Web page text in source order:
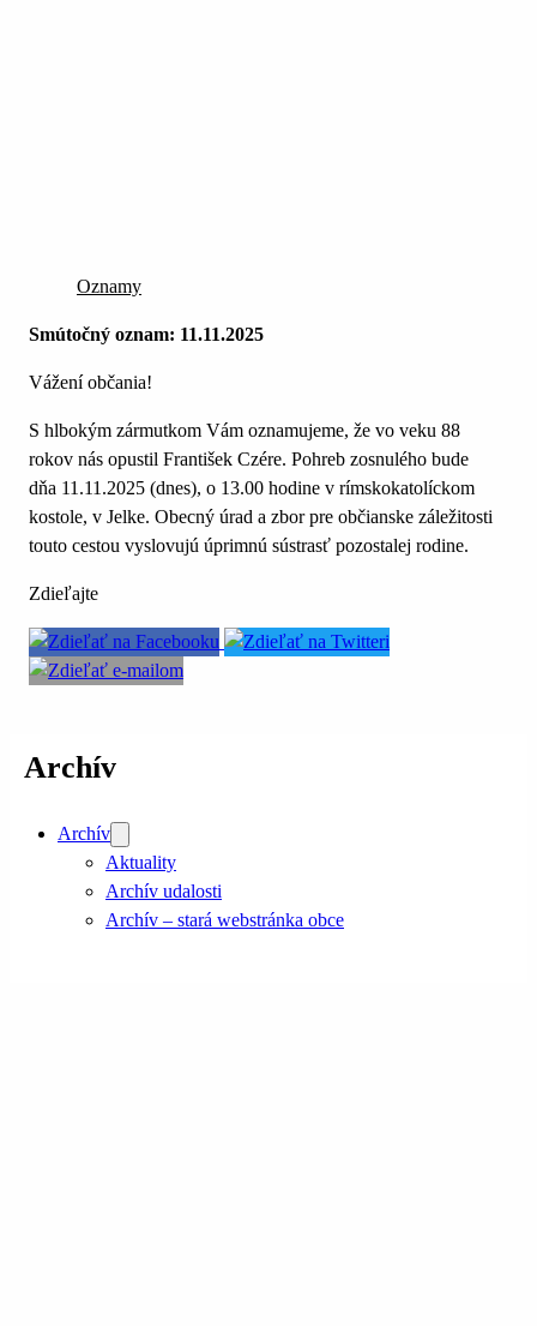
Oznamy
Smútočný oznam: 11.11.2025
Vážení občania!
S hlbokým zármutkom Vám oznamujeme, že vo veku 88
rokov nás opustil František Czére. Pohreb zosnulého bude
dňa 11.11.2025 (dnes), o 13.00 hodine v rímskokatolíckom
kostole, v Jelke. Obecný úrad a zbor pre občianske záležitosti
touto cestou vyslovujú úprimnú sústrasť pozostalej rodine.
Zdieľajte
Archív
Archív
Aktuality
Archív udalosti
Archív – stará webstránka obce